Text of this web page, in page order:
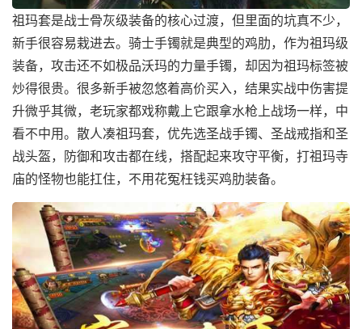
祖玛套是战士骨灰级装备的核心过渡，但里面的坑真不少，
新手很容易栽进去。骑士手镯就是典型的鸡肋，作为祖玛级
装备，攻击还不如极品沃玛的力量手镯，却因为祖玛标签被
炒得很贵。很多新手被忽悠着高价买入，结果实战中伤害提
升微乎其微，老玩家都戏称戴上它跟拿水枪上战场一样，中
看不中用。散人凑祖玛套，优先选圣战手镯、圣战戒指和圣
战头盔，防御和攻击都在线，搭配起来攻守平衡，打祖玛寺
庙的怪物也能扛住，不用花冤枉钱买鸡肋装备。